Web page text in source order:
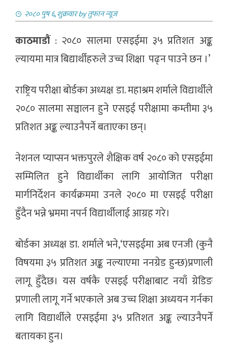
२०८० पुष ६, शुक्रवारbyतुफान न्यूज
काठमाडौं: २०८० सालमा एसइईमा ३५ प्रतिशत अङ्क
ल्यायमा मात्र बिद्यार्थीहरुले उच्च शिक्षा पढ्न पाउने छन ।’
राष्ट्रिय परीक्षा बोर्डका अध्यक्ष डा. महाश्रम शर्माले विद्यार्थीले
२०८० सालमा सञ्चालन हुने एसइई परीक्षामा कम्तीमा ३५
प्रतिशत अङ्क ल्याउनैपर्ने बताएका छन्।
नेशनल प्याप्सन भक्तपुरले शैक्षिक वर्ष २०८० को एसइईमा
सम्मिलित हुने विद्यार्थीका लागि आयोजित परीक्षा
मार्गनिर्देशन कार्यक्रममा उनले २०८० मा एसइई परीक्षा
हुँदैन भन्ने भ्रममा नपर्न विद्यार्थीलाई आग्रह गरे।
बोर्डका अध्यक्ष डा. शर्माले भने,‘एसइईमा अब एनजी (कुनै
विषयमा ३५ प्रतिशत अङ्क नल्याएमा ननग्रेड हुन्छ)प्रणाली
लागू हुँदैछ। यस वर्षकै एसइई परीक्षाबाट नयाँ ग्रेडिङ
प्रणाली लागू गर्ने भएकाले अब उच्च शिक्षा अध्ययन गर्नका
लागि विद्यार्थीले एसइईमा ३५ प्रतिशत अङ्क ल्याउनैपर्ने
बतायका हुन।